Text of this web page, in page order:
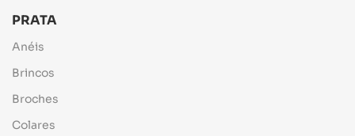
PRATA
Anéis
Brincos
Broches
Colares